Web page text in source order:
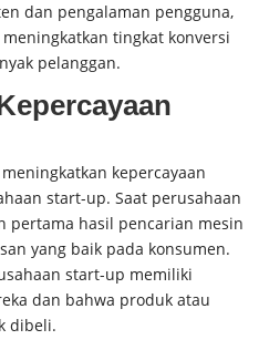
dan pengalaman pengguna,
tingkat konversi
pelanggan.
kepercayaan
start-up. Saat perusahaan
pertama hasil pencarian mesin
yang baik pada konsumen.
start-up memiliki
dan bahwa produk atau
dibeli.